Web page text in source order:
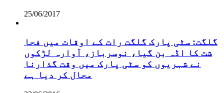
25/06/2017
گلگت: سٹی پارک گلگت رات کے اوقات میں فحا
شت کا اڈہ بن گیا، نوسرباز، آوارہ لڑکوں
نے شہریوں کو سٹی پارک میں وقت گذارنا
محال کر دیا ہے